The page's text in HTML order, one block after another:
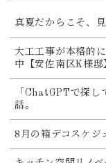
真夏だからこそ、
大工工事が本格的
中【安佐南区K様邸
「ChatGPTで探し
話。
8月の箱デコスケジ